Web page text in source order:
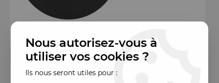
Nous autorisez-vous à
utiliser vos cookies ?
Ils nous seront utiles pour :